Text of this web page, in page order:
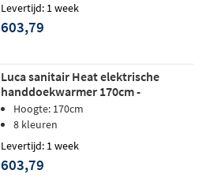
Levertijd: 1 week
603,79
Luca sanitair Heat elektrische
handdoekwarmer 170cm -
geborsteld koper pvd
Hoogte: 170cm
8 kleuren
Levertijd: 1 week
603,79